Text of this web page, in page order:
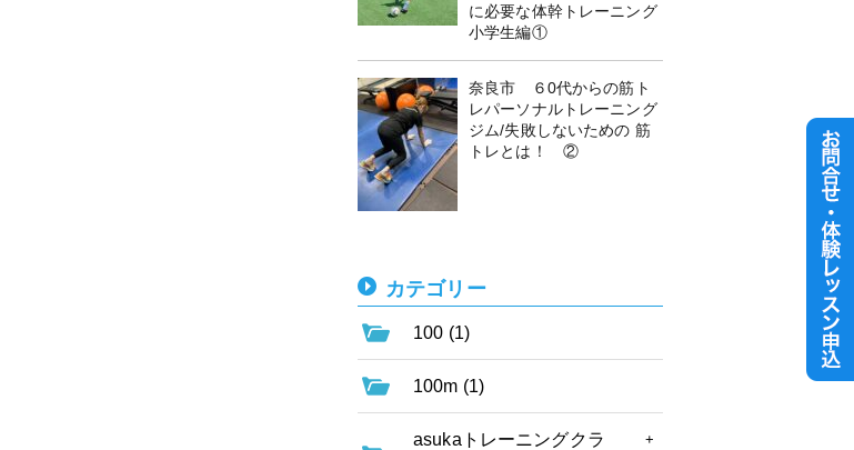
に必要な体幹トレーニング
小学生編①
奈良市 ６0代からの筋ト
レパーソナルトレーニング
ジム/失敗しないための 筋
トレとは！ ②
カテゴリー
100 (1)
100m (1)
asukaトレーニングクラ